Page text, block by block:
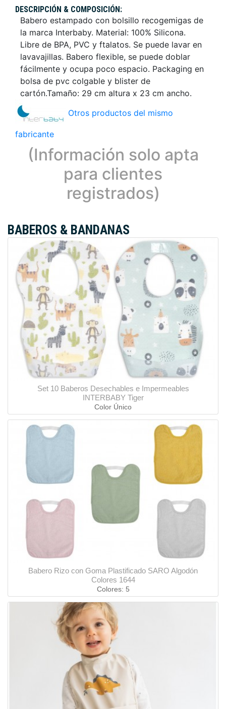
DESCRIPCIÓN & COMPOSICIÓN:
Babero estampado con bolsillo recogemigas de
la marca Interbaby. Material: 100% Silicona.
Libre de BPA, PVC y ftalatos. Se puede lavar en
lavavajillas. Babero flexible, se puede doblar
fácilmente y ocupa poco espacio. Packaging en
bolsa de pvc colgable y blister de
cartón.Tamaño: 29 cm altura x 23 cm ancho.
Otros productos del mismo
fabricante
(Información solo apta
para clientes
registrados)
BABEROS & BANDANAS
Set 10 Baberos Desechables e Impermeables
INTERBABY Tiger
Color Único
Babero Rizo con Goma Plastificado SARO Algodón
Colores 1644
Colores: 5